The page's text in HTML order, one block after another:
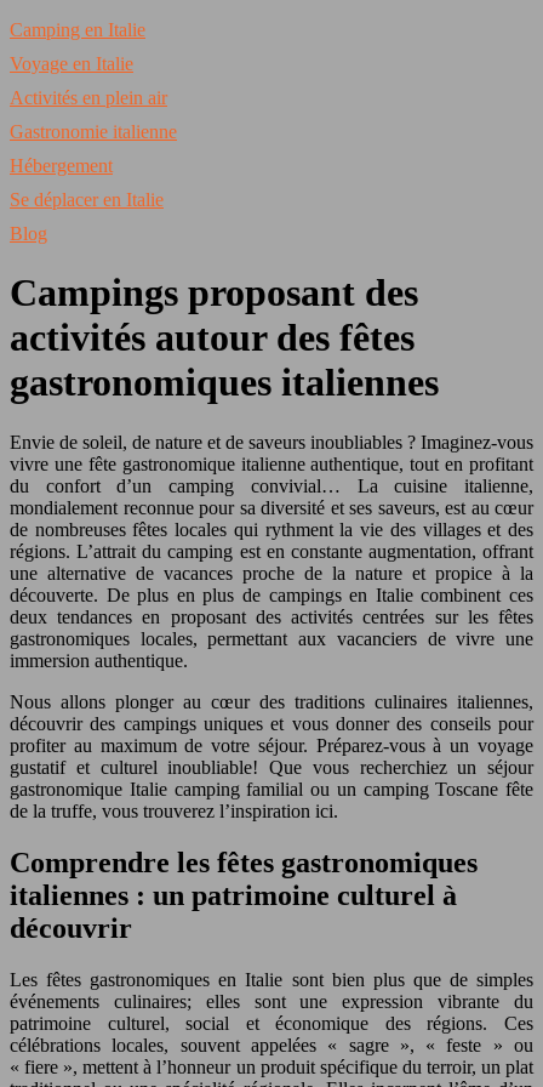
Camping en Italie
Voyage en Italie
Activités en plein air
Gastronomie italienne
Hébergement
Se déplacer en Italie
Blog
Campings proposant des
activités autour des fêtes
gastronomiques italiennes
Envie de soleil, de nature et de saveurs inoubliables ? Imaginez-vous
vivre une fête gastronomique italienne authentique, tout en profitant
du confort d’un camping convivial… La cuisine italienne,
mondialement reconnue pour sa diversité et ses saveurs, est au cœur
de nombreuses fêtes locales qui rythment la vie des villages et des
régions. L’attrait du camping est en constante augmentation, offrant
une alternative de vacances proche de la nature et propice à la
découverte. De plus en plus de campings en Italie combinent ces
deux tendances en proposant des activités centrées sur les fêtes
gastronomiques locales, permettant aux vacanciers de vivre une
immersion authentique.
Nous allons plonger au cœur des traditions culinaires italiennes,
découvrir des campings uniques et vous donner des conseils pour
profiter au maximum de votre séjour. Préparez-vous à un voyage
gustatif et culturel inoubliable! Que vous recherchiez un séjour
gastronomique Italie camping familial ou un camping Toscane fête
de la truffe, vous trouverez l’inspiration ici.
Comprendre les fêtes gastronomiques
italiennes : un patrimoine culturel à
découvrir
Les fêtes gastronomiques en Italie sont bien plus que de simples
événements culinaires; elles sont une expression vibrante du
patrimoine culturel, social et économique des régions. Ces
célébrations locales, souvent appelées « sagre », « feste » ou
« fiere », mettent à l’honneur un produit spécifique du terroir, un plat